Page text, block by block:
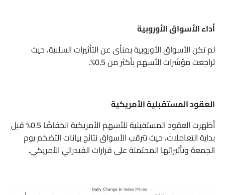
أداء الأسواق الأوروبية
لم تكن الأسواق الأوروبية بمنأى عن التأثيرات السلبية، حيث
تراجعت مؤشرات الأسهم بأكثر من 0.5%.
العقود المستقبلية الأمريكية
أظهرت العقود المستقبلية للأسهم الأمريكية انخفاضًا 0.5% قبل
بداية التعاملات، حيث تترقب الأسواق نتائج بيانات التضخم يوم
الجمعة وتأثيراتها المحتملة على قرارات الفيدرالي الأمريكي.